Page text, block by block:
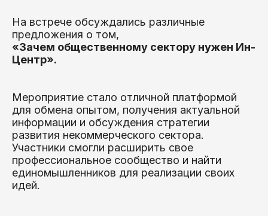
На встрече обсуждались различные
предложения о том,
«Зачем общественному сектору нужен Ин-
Центр».
Мероприятие стало отличной платформой
для обмена опытом, получения актуальной
информации и обсуждения стратегии
развития некоммерческого сектора.
Участники смогли расширить свое
профессиональное сообщество и найти
единомышленников для реализации своих
идей.